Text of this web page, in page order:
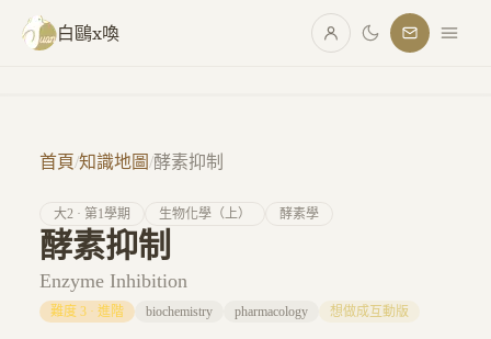
跳至主要內容
白鷗x喚
首頁/知識地圖/酵素抑制
大2 · 第1學期 生物化學（上） 酵素學
酵素抑制
Enzyme Inhibition
難度 3 · 進階 biochemistry pharmacology 想做成互動版